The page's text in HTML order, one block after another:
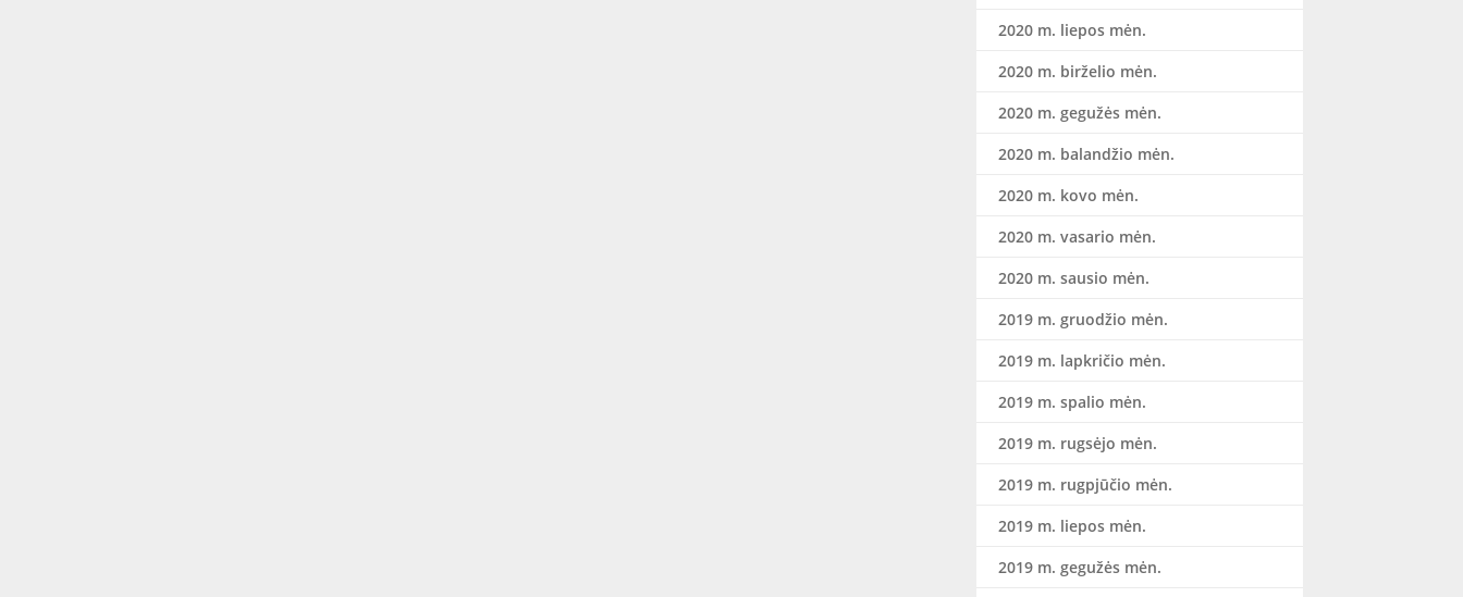
2020 m. liepos mėn.
2020 m. birželio mėn.
2020 m. gegužės mėn.
2020 m. balandžio mėn.
2020 m. kovo mėn.
2020 m. vasario mėn.
2020 m. sausio mėn.
2019 m. gruodžio mėn.
2019 m. lapkričio mėn.
2019 m. spalio mėn.
2019 m. rugsėjo mėn.
2019 m. rugpjūčio mėn.
2019 m. liepos mėn.
2019 m. gegužės mėn.